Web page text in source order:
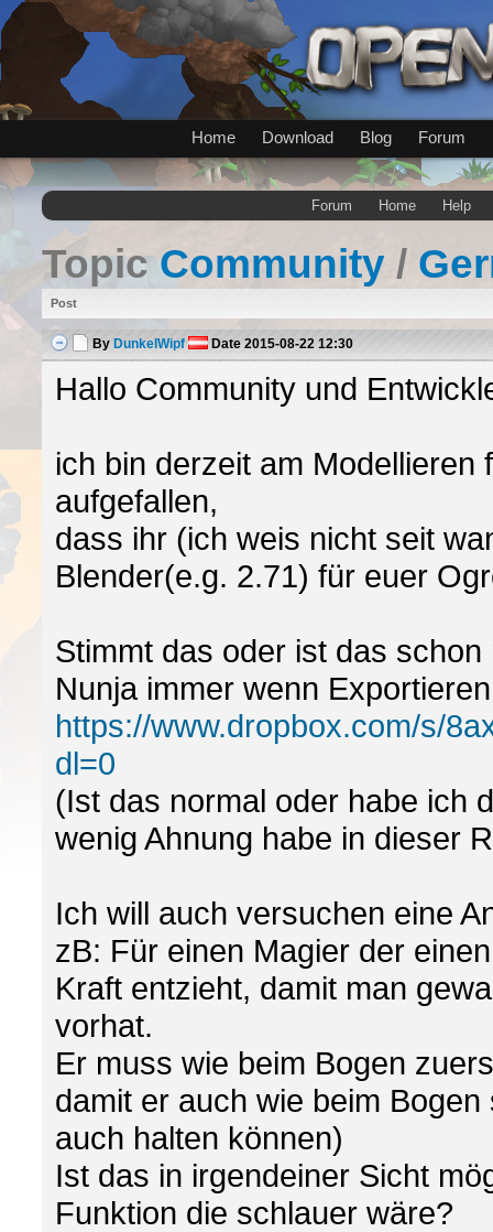
Home Download Blog Forum
Forum Home Help
Topic Community /
Post
By DunkelWipf Date 2015-08-22 12:30
Hallo Community und
ich bin derzeit am
aufgefallen,
dass ihr (ich weis nicht seit
Blender(e.g. 2.71) für euer
Stimmt das oder ist das schon
Nunja immer wenn
https://www.dropbox.com/s/
dl=0
(Ist das normal oder habe ich d
wenig Ahnung habe in dieser
Ich will auch versuchen eine
zB: Für einen Magier der
Kraft entzieht, damit man
vorhat.
Er muss wie beim Bogen
damit er auch wie beim
auch halten können)
Ist das in irgendeiner Sicht
Funktion die schlauer wäre?